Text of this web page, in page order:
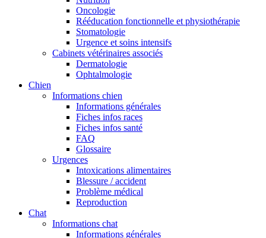
Oncologie
Rééducation fonctionnelle et physiothérapie
Stomatologie
Urgence et soins intensifs
Cabinets vétérinaires associés
Dermatologie
Ophtalmologie
Chien
Informations chien
Informations générales
Fiches infos races
Fiches infos santé
FAQ
Glossaire
Urgences
Intoxications alimentaires
Blessure / accident
Problème médical
Reproduction
Chat
Informations chat
Informations générales